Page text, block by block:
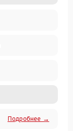
Подробнее →